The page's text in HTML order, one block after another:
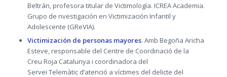
Beltrán, profesora titular de Victimología. ICREA Academia.
Grupo de nvestigación en Victimización Infantil y
Adolescente (GReVIA).
Victimización de personas mayores. Amb Begoña Aricha
Esteve, responsable del Centre de Coordinació de la
Creu Roja Catalunya i coordinadora del
Servei Telemàtic d’atenció a víctimes del delicte del